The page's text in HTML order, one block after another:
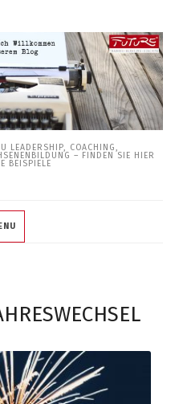
LEADERSHIP, COACHING,
– FINDEN SIE HIER
BEISPIELE